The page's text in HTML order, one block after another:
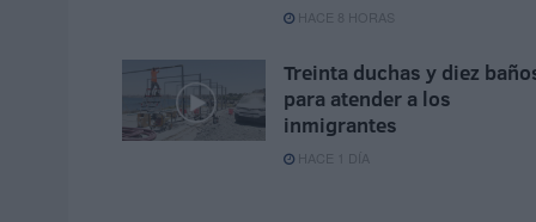
HACE 8 HORAS
Treinta duchas y diez
para atender a los
inmigrantes
HACE 1 DÍA